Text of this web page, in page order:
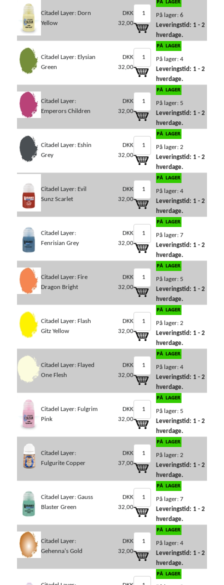
Citadel Layer: Dorn
Yellow
DKK
32,00
På lager: 6
Leveringstid: 1 - 2
hverdage.
Citadel Layer: Elysian
Green
DKK
32,00
På lager: 4
Leveringstid: 1 - 2
hverdage.
Citadel Layer:
Emperors Children
DKK
32,00
På lager: 5
Leveringstid: 1 - 2
hverdage.
Citadel Layer: Eshin
Grey
DKK
32,00
På lager: 2
Leveringstid: 1 - 2
hverdage.
Citadel Layer: Evil
Sunz Scarlet
DKK
32,00
På lager: 4
Leveringstid: 1 - 2
hverdage.
Citadel Layer:
Fenrisian Grey
DKK
32,00
På lager: 7
Leveringstid: 1 - 2
hverdage.
Citadel Layer: Fire
Dragon Bright
DKK
32,00
På lager: 5
Leveringstid: 1 - 2
hverdage.
Citadel Layer: Flash
Gitz Yellow
DKK
32,00
På lager: 2
Leveringstid: 1 - 2
hverdage.
Citadel Layer: Flayed
One Flesh
DKK
32,00
På lager: 4
Leveringstid: 1 - 2
hverdage.
Citadel Layer: Fulgrim
Pink
DKK
32,00
På lager: 5
Leveringstid: 1 - 2
hverdage.
Citadel Layer:
Fulgurite Copper
DKK
37,00
På lager: 2
Leveringstid: 1 - 2
hverdage.
Citadel Layer: Gauss
Blaster Green
DKK
32,00
På lager: 7
Leveringstid: 1 - 2
hverdage.
Citadel Layer:
Gehenna's Gold
DKK
32,00
På lager: 4
Leveringstid: 1 - 2
hverdage.